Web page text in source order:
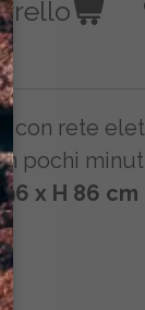
con rete
pochi
96 x H 86 cm